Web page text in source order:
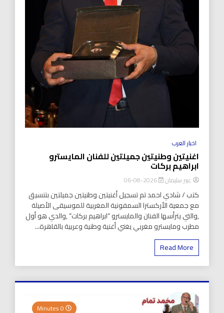
اخبار العرب
اغنيتين وطنيتين جميلتين للفنان المايسترو
ابراهيم بركات
عبير سليمان 2026-08-06
كتب / شادي احمد تم تسجيل أغنيتين وطنيتين جميلتين بتنسيق
مع جمعية الأركسترا السمفونية المغربية للموسيقى الأصيلة
,والتي يترأسها الفنان والمايسترو “ابراهيم بركات” ,والدي هو أول
مطرب ومايسترو مغربي يغني أغنية وطنية وعربية بالقاهرة...
Read More